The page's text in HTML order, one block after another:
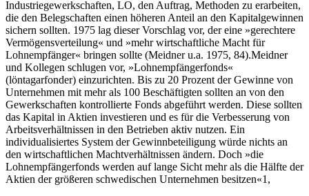
Industriegewerkschaften, LO, den Auftrag, Methoden zu erarbeiten,
die den Belegschaften einen höheren Anteil an den Kapitalgewinnen
sichern sollten. 1975 lag dieser Vorschlag vor, der eine »gerechtere
Vermögensverteilung« und »mehr wirtschaftliche Macht für
Lohnempfänger« bringen sollte (Meidner u.a. 1975, 84).Meidner
und Kollegen schlugen vor, »Lohnempfängerfonds«
(löntagarfonder) einzurichten. Bis zu 20 Prozent der Gewinne von
Unternehmen mit mehr als 100 Beschäftigten sollten an von den
Gewerkschaften kontrollierte Fonds abgeführt werden. Diese sollten
das Kapital in Aktien investieren und es für die Verbesserung von
Arbeitsverhältnissen in den Betrieben aktiv nutzen. Ein
individualisiertes System der Gewinnbeteiligung würde nichts an
den wirtschaftlichen Machtverhältnissen ändern. Doch »die
Lohnempfängerfonds werden auf lange Sicht mehr als die Hälfte der
Aktien der größeren schwedischen Unternehmen besitzen«1,